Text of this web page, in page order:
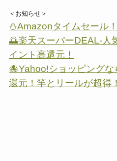
＜お知らせ＞
⛄Amazonタイムセール
🌅楽天スーパーDEAL-人
イント高還元！
🐙Yahoo!ショッピング
還元！竿とリールが超得！